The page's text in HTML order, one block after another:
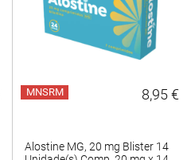
MNSRM 8,95 €
Alostine MG, 20 mg Blister 14